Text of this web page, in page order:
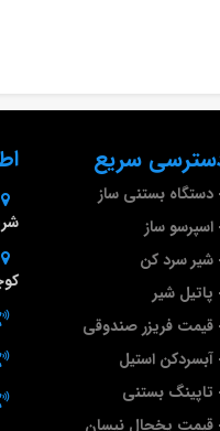
سریع
دستگاه بستنی ساز
اسپرسو ساز
شیر سرد کن
پاتیل شیر
قیمت فریزر صندوقی
آبسردکن استیل
تاپینگ بستنی
قیمت یخچال نیسان